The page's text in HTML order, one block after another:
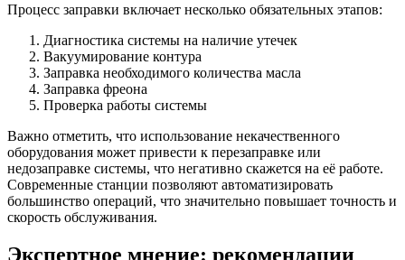
Процесс заправки включает несколько обязательных этапов:
Диагностика системы на наличие утечек
Вакуумирование контура
Заправка необходимого количества масла
Заправка фреона
Проверка работы системы
Важно отметить, что использование некачественного
оборудования может привести к перезаправке или
недозаправке системы, что негативно скажется на её работе.
Современные станции позволяют автоматизировать
большинство операций, что значительно повышает точность и
скорость обслуживания.
Экспертное мнение: рекомендации